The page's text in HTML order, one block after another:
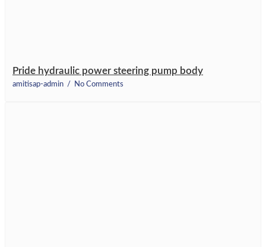
Pride hydraulic power steering pump body
amitisap-admin No Comments